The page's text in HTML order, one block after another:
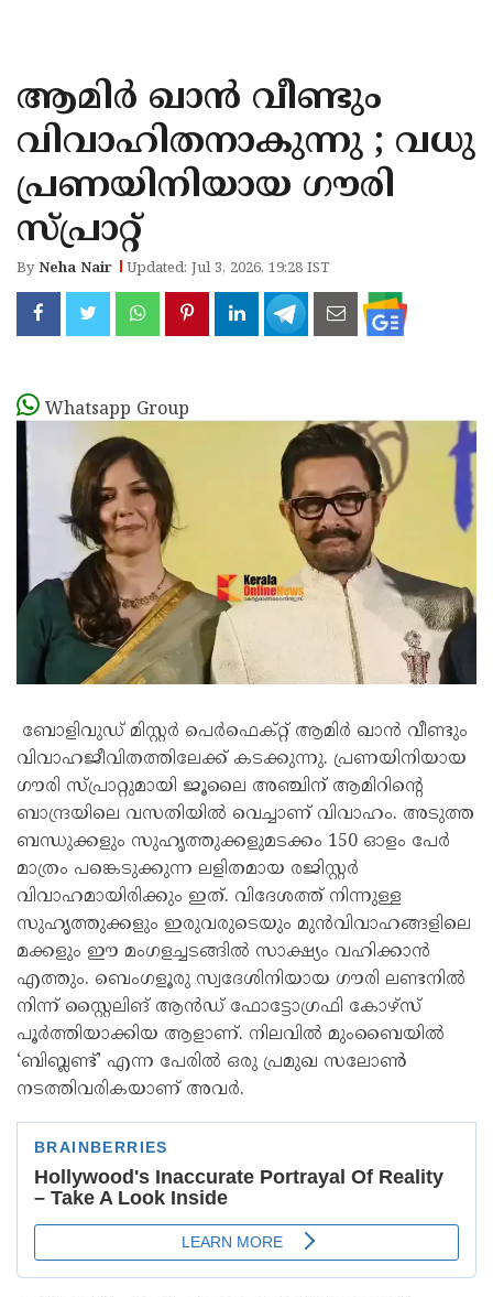
KANNUR
KASARAGOD
ആമിർ ഖാൻ വീണ്ടും
വിവാഹിതനാകുന്നു ; വധു
പ്രണയിനിയായ ഗൗരി
സ്പ്രാറ്റ്
ByNeha Nair Updated: Jul 3, 2026, 19:28 IST
Whatsapp Group
ബോളിവുഡ് മിസ്റ്റർ പെർഫെക്റ്റ് ആമിർ ഖാൻ വീണ്ടും
വിവാഹജീവിതത്തിലേക്ക് കടക്കുന്നു. പ്രണയിനിയായ
ഗൗരി സ്പ്രാറ്റുമായി ജൂലൈ അഞ്ചിന് ആമിറിന്റെ
ബാന്ദ്രയിലെ വസതിയിൽ വെച്ചാണ് വിവാഹം. അടുത്ത
ബന്ധുക്കളും സുഹൃത്തുക്കളുമടക്കം 150 ഓളം പേർ
മാത്രം പങ്കെടുക്കുന്ന ലളിതമായ രജിസ്റ്റർ
വിവാഹമായിരിക്കും ഇത്. വിദേശത്ത് നിന്നുള്ള
സുഹൃത്തുക്കളും ഇരുവരുടെയും മുൻവിവാഹങ്ങളിലെ
മക്കളും ഈ മംഗളച്ചടങ്ങിൽ സാക്ഷ്യം വഹിക്കാൻ
എത്തും. ബെംഗളൂരു സ്വദേശിനിയായ ഗൗരി ലണ്ടനിൽ
നിന്ന് സ്റ്റൈലിങ് ആൻഡ് ഫോട്ടോഗ്രഫി കോഴ്സ്
പൂർത്തിയാക്കിയ ആളാണ്. നിലവിൽ മുംബൈയിൽ
‘ബിബ്ലണ്ട്’ എന്ന പേരിൽ ഒരു പ്രമുഖ സലോൺ
നടത്തിവരികയാണ് അവർ.